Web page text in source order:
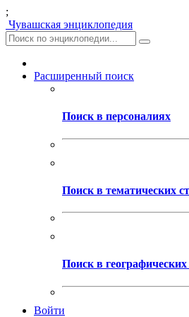
;
Чувашская энциклопедия
Расширенный поиск
Поиск в персоналиях
Поиск в тематических
Поиск в географических
Войти